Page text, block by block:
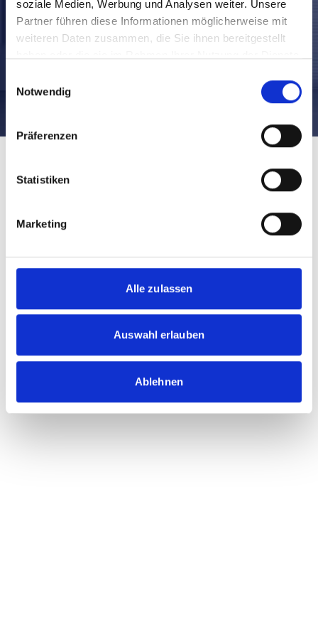
soziale Medien, Werbung und Analysen weiter. Unsere
Partner führen diese Informationen möglicherweise mit
weiteren Daten zusammen, die Sie ihnen bereitgestellt
Notwendig
Präferenzen
Statistiken
Marketing
Alle zulassen
Auswahl erlauben
Ablehnen